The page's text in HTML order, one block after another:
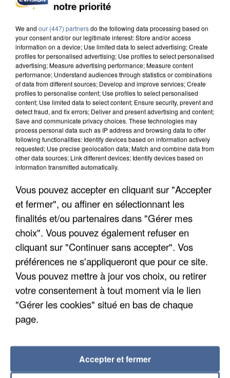
INCENDIES : L’ÎLE-DE-FRANCE LANCE UN ÉLAN
APRÈS TOUTES CES CANICULES, LES REFUGES
DE FAUNE SAUVAGE SONT...
notre priorité
We and our (447) partnersdo the following data processing based on
your consent and/or our legitimate interest: Store and/or access
information on a device; Use limited data to select advertising; Create
profiles for personalised advertising; Use profiles to select personalised
advertising; Measure advertising performance; Measure content
performance; Understand audiences through statistics or combinations
of data from different sources; Develop and improve services; Create
profiles to personalise content; Use profiles to select personalised
content; Use limited data to select content; Ensure security, prevent and
detect fraud, and fix errors; Deliver and present advertising and content;
Save and communicate privacy choices. These technologies may
process personal data such as IP address and browsing data to offer
following functionalities: Identify devices based on information actively
requested; Use precise geolocation data; Match and combine data from
other data sources; Link different devices; Identify devices based on
information transmitted automatically.
Vous pouvez accepter en cliquant sur "Accepter
et fermer", ou affiner en sélectionnant les
finalités et/ou partenaires dans "Gérer mes
choix". Vous pouvez également refuser en
cliquant sur "Continuer sans accepter". Vos
préférences ne s'appliqueront que pour ce site.
Vous pouvez mettre à jour vos choix, ou retirer
votre consentement à tout moment via le lien
"Gérer les cookies" situé en bas de chaque
page.
Accepter et fermer